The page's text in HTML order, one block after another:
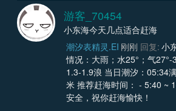
游客_70454
小东海今天几点适合赶海
潮汐表精灵.EI 刚刚 回复: 小
情况：大雨；水25°；气27°-
1.3-1.9浪 当日潮汐：05:34
米 推荐赶海时间： - 5:40 ~
安全，祝你赶海愉快！